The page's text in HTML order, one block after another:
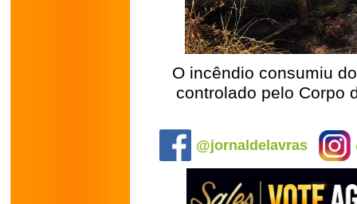
O incêndio consumiu
controlado pelo Corpo
@jornaldelavras